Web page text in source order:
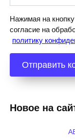
Нажимая на
согласие на
политику
Новое на